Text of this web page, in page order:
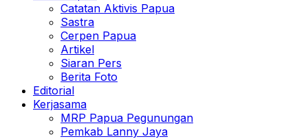
Catatan Aktivis Papua
Sastra
Cerpen Papua
Artikel
Siaran Pers
Berita Foto
Editorial
Kerjasama
MRP Papua Pegunungan
Pemkab Lanny Jaya